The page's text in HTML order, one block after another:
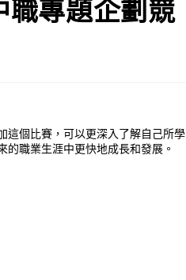
職專題企劃競
這個比賽，可以更深入了解自己所學
職業生涯中更快地成長和發展。